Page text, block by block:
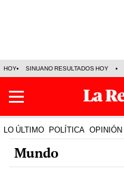
HOY SINUANO RESULTADOS HOY
LO ÚLTIMO POLÍTICA OPINIÓN
Mundo